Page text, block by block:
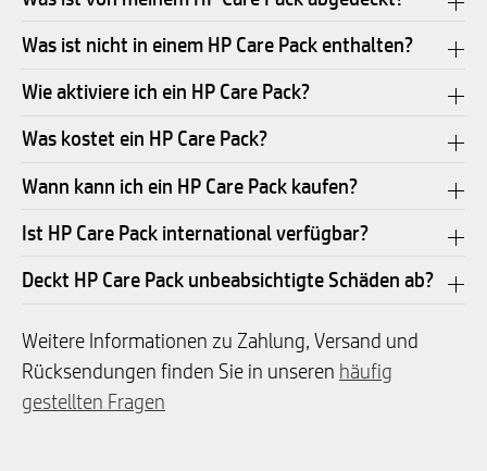
Was ist nicht in einem HP Care Pack enthalten?
Wie aktiviere ich ein HP Care Pack?
Was kostet ein HP Care Pack?
Wann kann ich ein HP Care Pack kaufen?
Ist HP Care Pack international verfügbar?
Deckt HP Care Pack unbeabsichtigte Schäden ab?
Weitere Informationen zu Zahlung, Versand und
Rücksendungen finden Sie in unseren häufig
gestellten Fragen